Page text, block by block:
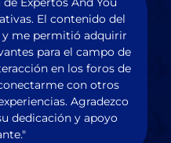
El contenido del
me permitió adquirir
para el campo de
en los foros de
con otros
Agradezco
dedicación y apoyo